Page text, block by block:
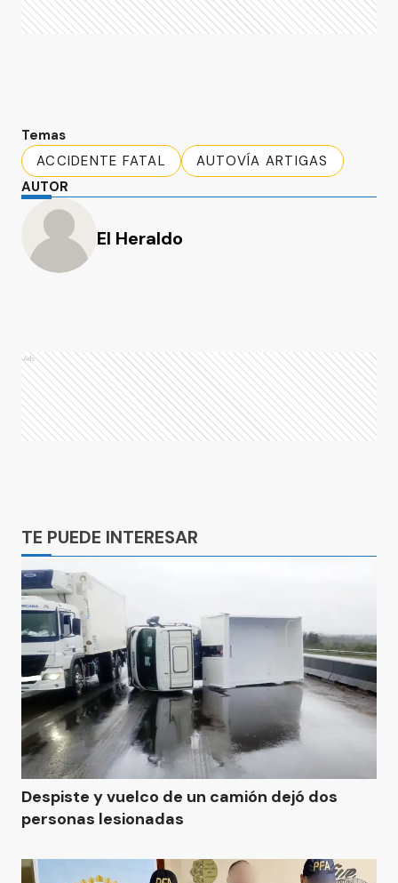
Temas
ACCIDENTE FATAL
AUTOVÍA ARTIGAS
AUTOR
El Heraldo
Ads
TE PUEDE INTERESAR
Despiste y vuelco de un camión dejó dos
personas lesionadas